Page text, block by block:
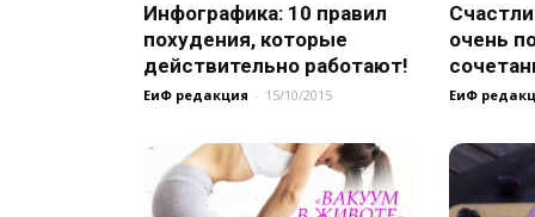
Инфографика: 10 правил
похудения, которые
действительно работают!
ЕиФ редакция - 15/10/2015
очень
ЕиФ